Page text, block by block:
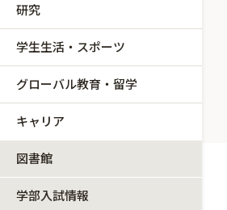
研究
学生生活・スポーツ
グローバル教育・留学
キャリア
図書館
学部入試情報